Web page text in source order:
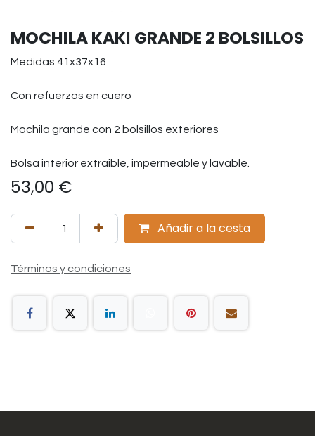
MOCHILA KAKI GRANDE 2 BOLSILLOS
Medidas 41x37x16
Con refuerzos en cuero
Mochila grande con 2 bolsillos exteriores
Bolsa interior extraible, impermeable y lavable.
53,00 €
Añadir a la cesta
Términos y condiciones